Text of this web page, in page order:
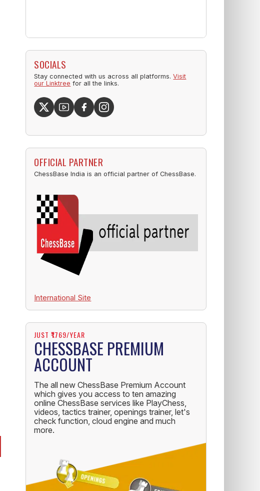
SOCIALS
Stay connected with us across all platforms.Visit
our Linktree for all the links.
OFFICIAL PARTNER
ChessBase India is an official partner of ChessBase.
International Site
JUST ₹1769/YEAR
CHESSBASE PREMIUM
ACCOUNT
The all new ChessBase Premium Account
which gives you access to ten amazing
online ChessBase services like PlayChess,
videos, tactics trainer, openings trainer, let's
check function, cloud engine and much
more.